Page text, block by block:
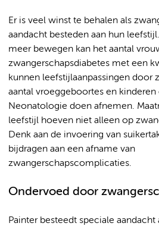
Er is veel winst te behalen als
aandacht besteden aan hun
meer bewegen kan het aantal
zwangerschapsdiabetes met een
kunnen leefstijlaanpassingen door
aantal vroeggeboortes en kinderen
Neonatologie doen afnemen.
leefstijl hoeven niet alleen op
Denk aan de invoering van
bijdragen aan een afname van
zwangerschapscomplicaties.
Ondervoed door
Painter besteedt speciale